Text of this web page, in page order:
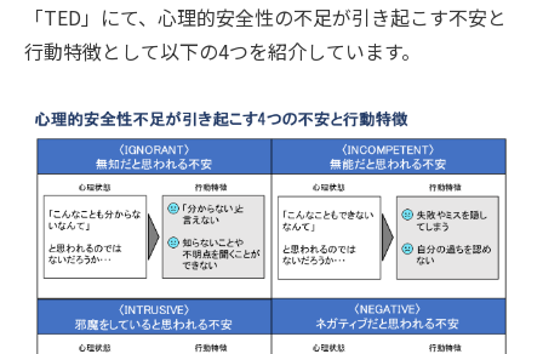
「TED」にて、心理的安全性の不足が引き起こす不安と
行動特徴として以下の4つを紹介しています。